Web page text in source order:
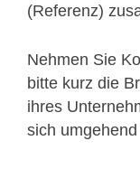
(Referenz)
Nehmen Sie
bitte kurz die
ihres
sich